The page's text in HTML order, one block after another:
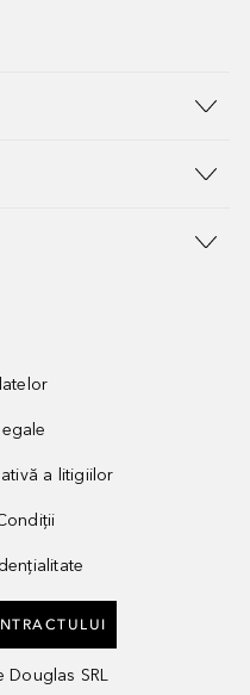
a litigiilor
Douglas SRL